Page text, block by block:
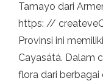
Tamayo dari
https: //
Provinsi ini
Cayasátá. Dalam
flora dari berbagai